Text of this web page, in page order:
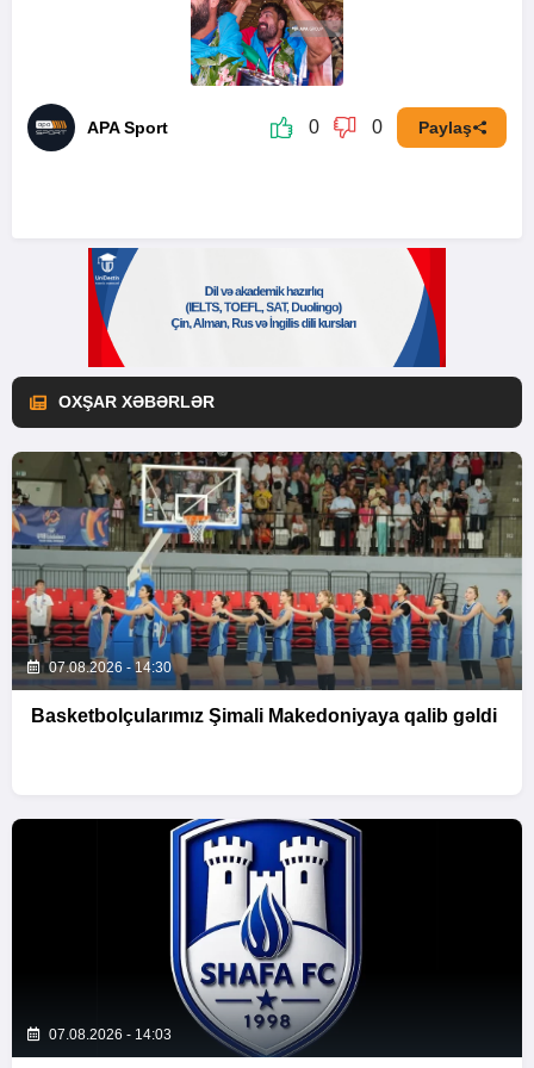
APA Sport 0 0 Paylaş
OXŞAR XƏBƏRLƏR
07.08.2026 - 14:30
Basketbolçularımız Şimali Makedoniyaya qalib gəldi
07.08.2026 - 14:03